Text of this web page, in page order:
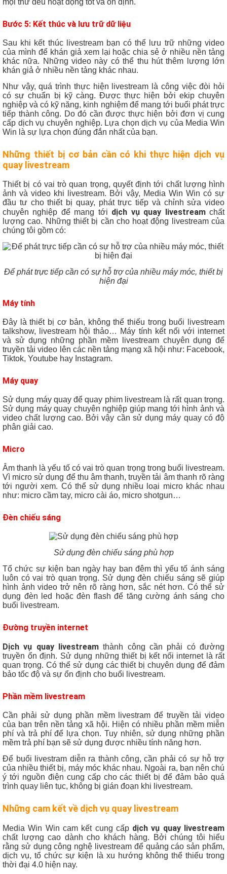
Bước 5: Kết thúc và lưu trữ dữ liệu
Sau khi kết thúc livestream bạn có thể lưu trữ những video
của mình để khán giả xem lại hoặc chia sẻ ở nhiều nền tảng
khác nữa. Những video này có thể thu hút thêm lượng lớn
khán giả ở nhiều nền tảng khác nhau.
Như vậy, quá trình thực hiện livestream là công việc đòi hỏi
có sự chuẩn bị kỹ càng. Được thực hiện bởi ekip chuyên
nghiệp và có kỹ năng, kinh nghiệm để mang tới buổi phát trực
tiếp thành công. Do đó cần được thực hiện bởi đơn vị cung
cấp dịch vụ chuyên nghiệp. Lựa chọn dịch vụ của Media Win
Win là sự lựa chọn đúng đắn nhất của bạn.
Những thiết bị cơ bản cần có khi thực hiện dịch vụ
quay livestream
Thiết bị có vai trò quan trọng, quyết định tới chất lượng hình
ảnh và video khi livestream. Bởi vậy, Media Win Win có sự
đầu tư cho thiết bị quay, phát trực tiếp và chỉnh sửa video
chuyên nghiệp để mang tới dịch vụ quay livestreamchất
lượng cao. Những thiết bị cần cho hoạt động livestream của
chúng tôi gồm có:
Để phát trực tiếp cần có sự hỗ trợ của nhiều máy móc, thiết bị
hiện đại
Máy tính
Đây là thiết bị cơ bản, không thể thiếu trong buổi livestream
talkshow, livestream hội thảo… Máy tính kết nối với internet
và sử dụng những phần mềm livestream chuyên dụng để
truyền tải video lên các nền tảng mạng xã hội như: Facebook,
Tiktok, Youtube hay Instagram.
Máy quay
Sử dụng máy quay để quay phim livestream là rất quan trọng.
Sử dụng máy quay chuyên nghiệp giúp mang tới hình ảnh và
video chất lượng cao. Bởi vậy cần sử dụng máy quay có độ
phân giải cao.
Micro
Âm thanh là yếu tố có vai trò quan trọng trong buổi livestream.
Vì micro sử dụng để thu âm thanh, truyền tải âm thanh rõ ràng
tới người xem. Có thể sử dụng nhiều loại micro khác nhau
như: micro cầm tay, micro cài áo, micro shotgun…
Đèn chiếu sáng
Sử dụng đèn chiếu sáng phù hợp
Tổ chức sự kiện ban ngày hay ban đêm thì yếu tố ánh sáng
luôn có vai trò quan trọng. Sử dụng đèn chiếu sáng sẽ giúp
hình ảnh video trở nên rõ ràng hơn, sắc nét hơn. Có thể sử
dụng đèn led hoặc đèn flash để tăng cường ánh sáng cho
buổi livestream.
Đường truyền internet
Dịch vụ quay livestream thành công cần phải có đường
truyền ổn định. Sử dụng những thiết bị kết nối internet là rất
quan trọng. Có thể sử dụng các thiết bị chuyên dụng để đảm
bảo tốc độ và sự ổn định cho buổi livestream.
Phần mềm livestream
Cần phải sử dụng phần mềm livestram để truyền tải video
của bạn trên nền tảng xã hội. Hiện có nhiều phần mềm miễn
phí và trả phí để lựa chọn. Tuy nhiên, sử dụng những phần
mềm trả phí bạn sẽ sử dụng được nhiều tính năng hơn.
Để buổi livestram diễn ra thành công, cần phải có sự hỗ trợ
của nhiều thiết bị, máy móc khác nhau. Ngoài ra, bạn nên chú
ý tới nguồn điện cung cấp cho các thiết bị để đảm bảo quá
trình quay liên tục, không bị gián đoạn khi livestream.
Những cam kết về dịch vụ quay livestream
Media Win Win cam kết cung cấp dịch vụ quay livestream
chất lượng cao dành cho khách hàng. Bởi chúng tôi hiểu
rằng sử dụng công nghệ livestream để quảng cáo sản phẩm,
dịch vụ, tổ chức sự kiện là xu hướng không thể thiếu trong
thời đại 4.0 hiện nay.